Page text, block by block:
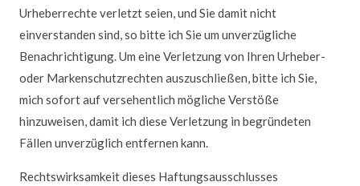
Urheberrechte verletzt seien, und Sie damit nicht
einverstanden sind, so bitte ich Sie um unverzügliche
Benachrichtigung. Um eine Verletzung von Ihren Urheber-
oder Markenschutzrechten auszuschließen, bitte ich Sie,
mich sofort auf versehentlich mögliche Verstöße
hinzuweisen, damit ich diese Verletzung in begründeten
Fällen unverzüglich entfernen kann.
Rechtswirksamkeit dieses Haftungsausschlusses